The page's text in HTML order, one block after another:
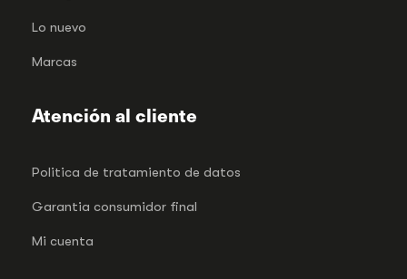
Lo nuevo
Marcas
Atención al cliente
Politica de tratamiento de datos
Garantia consumidor final
Mi cuenta